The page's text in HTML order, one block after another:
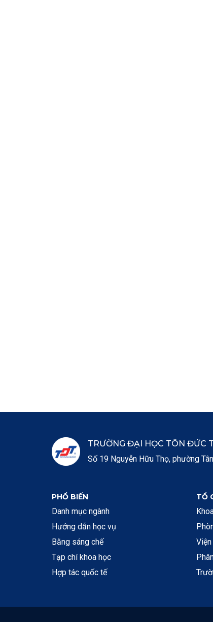
TRƯỜNG ĐẠI HỌC TÔN ĐỨC
Số 19 Nguyễn Hữu Thọ, phường
PHỔ BIẾN
Danh mục ngành
Hướng dẫn học vụ
Bằng sáng chế
Tạp chí khoa học
Hợp tác quốc tế
TỔ